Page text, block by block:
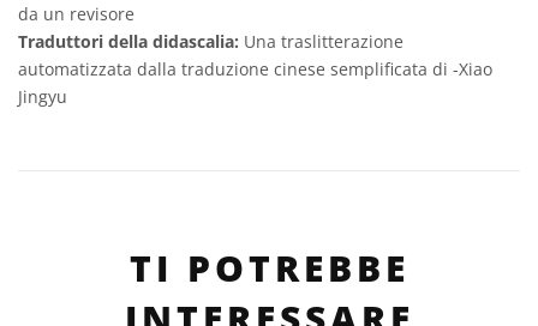
da un revisore
Traduttori della didascalia: Una traslitterazione
automatizzata dalla traduzione cinese semplificata di -Xiao
Jingyu
TI POTREBBE